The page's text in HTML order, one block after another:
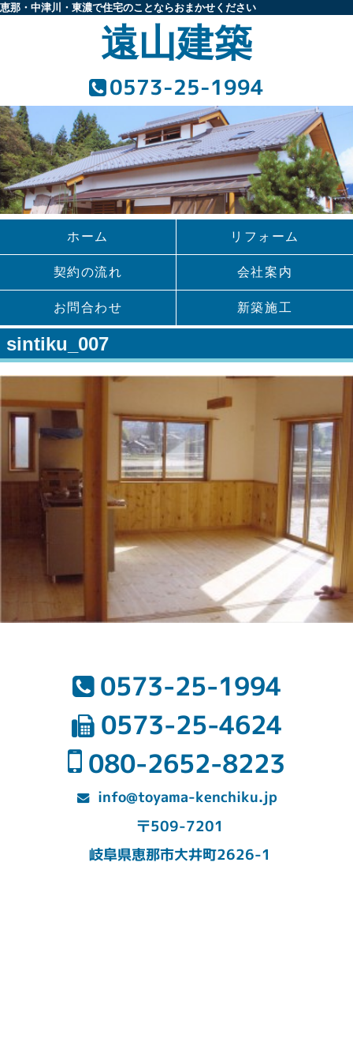
恵那・中津川・東濃で住宅のことならおまかせください
遠山建築
0573-25-1994
ホーム リフォーム
契約の流れ 会社案内
お問合わせ 新築施工
sintiku_007
0573-25-1994
0573-25-4624
080-2652-8223
info@toyama-kenchiku.jp
〒509-7201
岐阜県恵那市大井町2626-1